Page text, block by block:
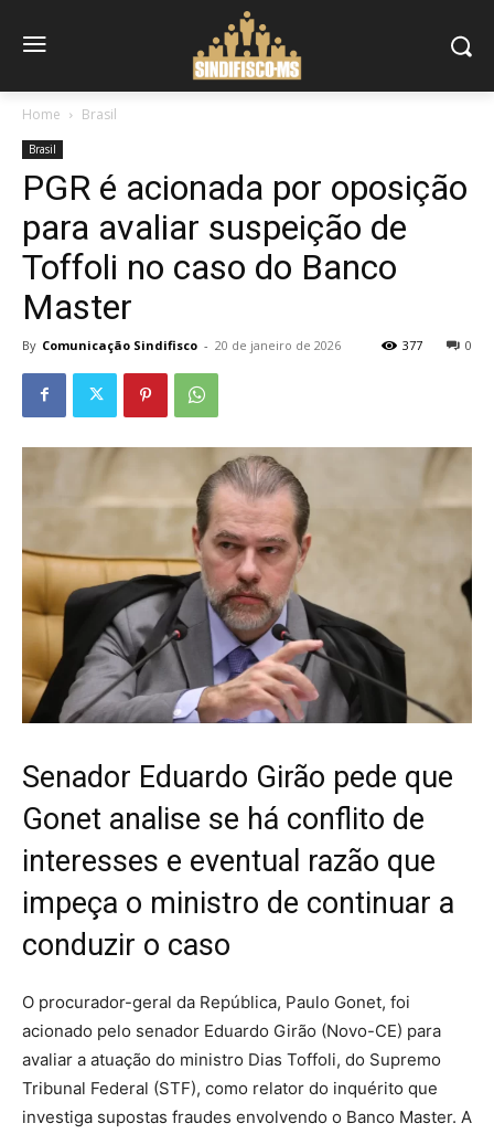
Home Brasil
Brasil
PGR é acionada por oposição
para avaliar suspeição de
Toffoli no caso do Banco
Master
By Comunicação Sindifisco - 20 de janeiro de 2026 0
377
Senador Eduardo Girão pede que
Gonet analise se há conflito de
interesses e eventual razão que
impeça o ministro de continuar a
conduzir o caso
O procurador-geral da República, Paulo Gonet, foi
acionado pelo senador Eduardo Girão (Novo-CE) para
avaliar a atuação do ministro Dias Toffoli, do Supremo
Tribunal Federal (STF), como relator do inquérito que
investiga supostas fraudes envolvendo o Banco Master. A